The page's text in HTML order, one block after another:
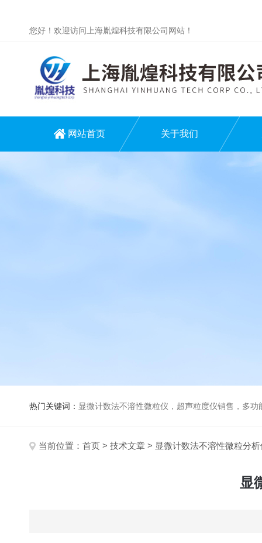
您好！欢迎访问上海胤煌科技有限公司网站！
网站首页 关于我们
热门关键词： 显微计数法不溶性微粒仪，超声粒度仪销售，多功能超声粒度分析仪，粒度及
当前位置： 首页 > 技术文章 > 显微计数法不溶性微粒分
显